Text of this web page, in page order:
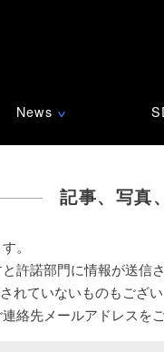
News ∨
記事、写真
。
許諾部門に情報が送信
れていないものもござ
絡先メールアドレスを